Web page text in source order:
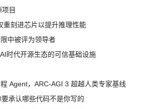
目
重刻进芯片以提升推理性能
中被评为领导者
时代开源生态的可信基础设施
Agent，ARC-AGI 3 超越人类专家基线
承认哪些代码不是你写的